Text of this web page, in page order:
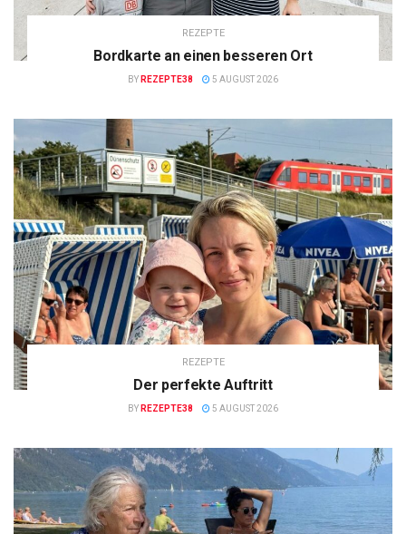
REZEPTE
Bordkarte an einen besseren Ort
BY REZEPTE38 5 AUGUST 2026
REZEPTE
Der perfekte Auftritt
BY REZEPTE38 5 AUGUST 2026